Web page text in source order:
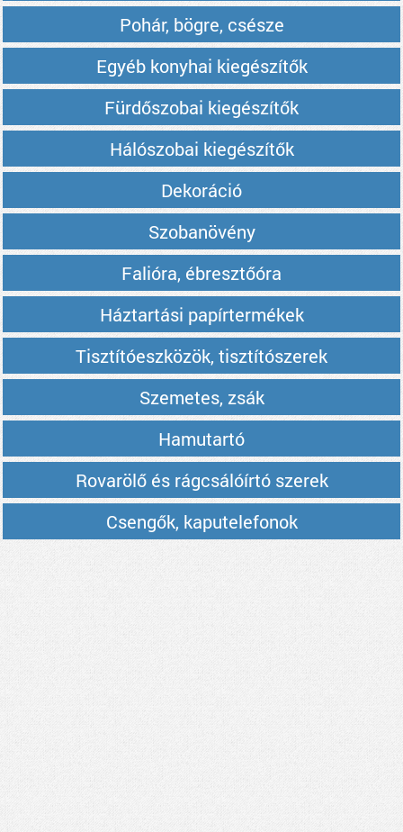
Pohár, bögre, csésze
Egyéb konyhai kiegészítők
Fürdőszobai kiegészítők
Hálószobai kiegészítők
Dekoráció
Szobanövény
Falióra, ébresztőóra
Háztartási papírtermékek
Tisztítóeszközök, tisztítószerek
Szemetes, zsák
Hamutartó
Rovarölő és rágcsálóírtó szerek
Csengők, kaputelefonok